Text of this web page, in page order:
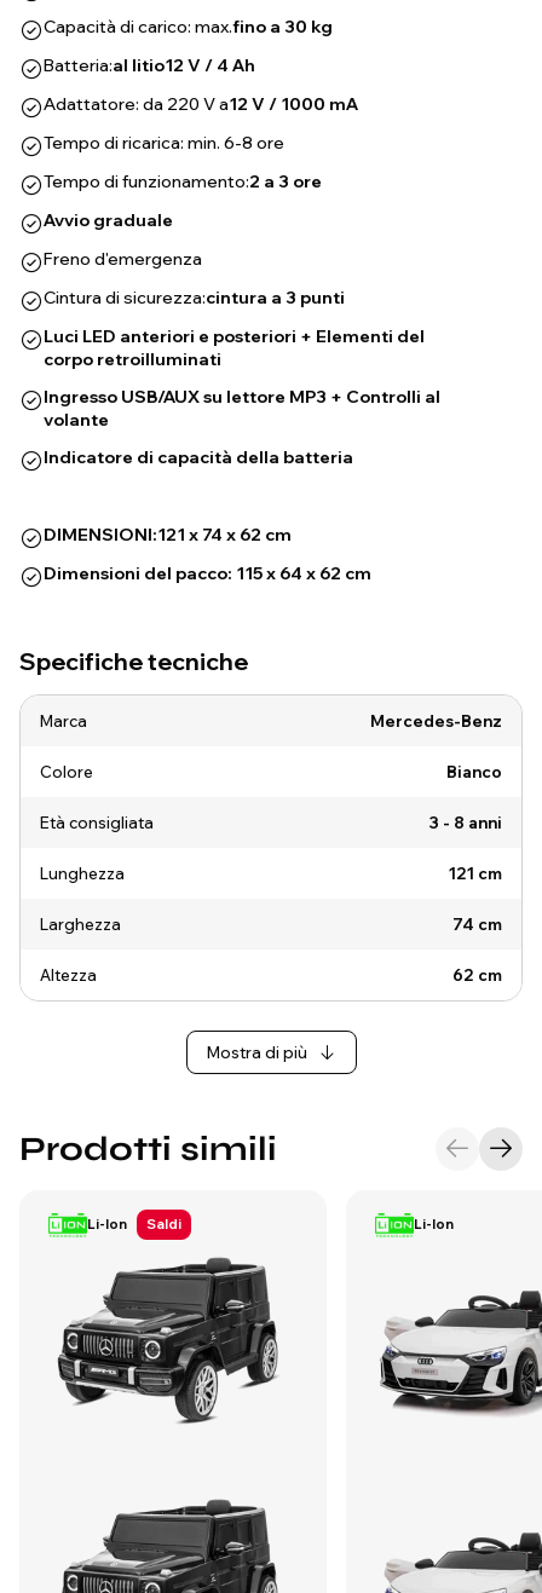
Capacità di carico: max.fino a 30 kg
Batteria:al litio12 V / 4 Ah
Adattatore: da 220 V a12 V / 1000 mA
Tempo di ricarica: min. 6-8 ore
Tempo di funzionamento:2 a 3 ore
Avvio graduale
Freno d'emergenza
Cintura di sicurezza:cintura a 3 punti
Luci LED anteriori e posteriori + Elementi del
corpo retroilluminati
Ingresso USB/AUX su lettore MP3 + Controlli al
volante
Indicatore di capacità della batteria
DIMENSIONI:121 x 74 x 62 cm
Dimensioni del pacco: 115 x 64 x 62 cm
Specifiche tecniche
Marca Mercedes-Benz
Colore Bianco
Età consigliata 3 - 8 anni
Lunghezza 121 cm
Larghezza 74 cm
Altezza 62 cm
Mostra di più
Prodotti simili
Li-Ion Saldi Li-Ion